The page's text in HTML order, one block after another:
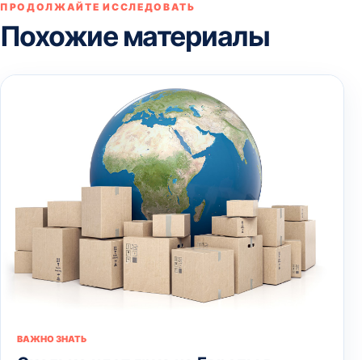
ПРОДОЛЖАЙТЕ ИССЛЕДОВАТЬ
Похожие материалы
ВАЖНО ЗНАТЬ